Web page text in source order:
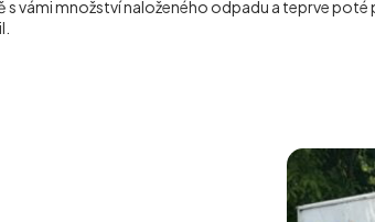
vámi množství naloženého odpadu a teprve